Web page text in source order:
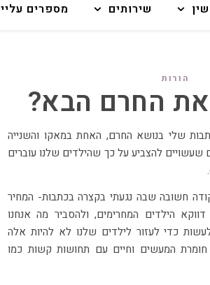
שירותים מספרים עליי
הורות
את החרם הבא?
שעשויים להצביע על כך שהילדים שלנו עוברים
חשובה שבה נגעתי בקצרה בכתבות- המחיר
הילדים המחרימים, ולהסביר מה אנחנו
לעשות כדי לעזור לילדים שלנו לא להיות אלה
המעשים וחיים עם תחושות קשות כמו